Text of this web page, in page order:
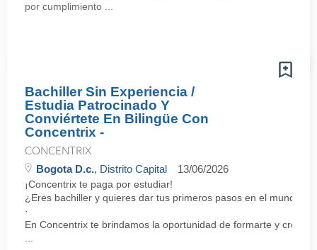
por cumplimiento ...
Bachiller Sin Experiencia /
Estudia Patrocinado Y
Conviértete En Bilingüe Con
Concentrix -
CONCENTRIX
Bogota D.c., Distrito Capital 13/06/2026
¡Concentrix te paga por estudiar!
¿Eres bachiller y quieres dar tus primeros pasos en el mundo
·
En Concentrix te brindamos la oportunidad de formarte y crecer